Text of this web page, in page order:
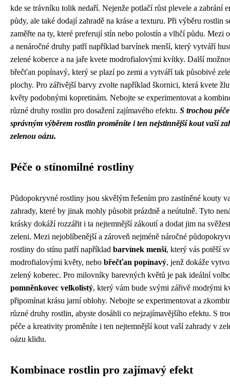
kde se trávníku tolik nedaří. Nejenže potlačí růst plevele a zabrání
půdy, ale také dodají zahradě na kráse a texturu. Při výběru rostlin
zaměřte na ty, které preferují stín nebo polostín a vlhčí půdu. Mezi
a nenáročné druhy patří například barvínek menší, který vytváří
zelené koberce a na jaře kvete modrofialovými kvítky. Další
břečťan popínavý, který se plazí po zemi a vytváří tak působivé
plochy. Pro zářivější barvy zvolte například škornici, která kvete
květy podobnými kopretinám. Nebojte se experimentovat a
různé druhy rostlin pro dosažení zajímavého efektu. S trochou
správným výběrem rostlin proměníte i ten nejstinnější kout vaší
zelenou oázu.
Péče o stínomilné rostliny
Půdopokryvné rostliny jsou skvělým řešením pro zastíněné kouty
zahrady, které by jinak mohly působit prázdně a neútulně. Tyto
krásky dokáží rozzářit i ta nejtemnější zákoutí a dodat jim na
zeleni. Mezi nejoblíbenější a zároveň nejméně náročné
rostliny do stínu patří například barvínek menší, který vás potěší
modrofialovými květy, nebo břečťan popínavý, jenž dokáže
zelený koberec. Pro milovníky barevných květů je pak ideální
pomněnkovec velkolistý, který vám bude svými zářivě modrými
připomínat krásu jarní oblohy. Nebojte se experimentovat a
různé druhy rostlin, abyste dosáhli co nejzajímavějšího efektu. S
péče a kreativity proměníte i ten nejtemnější kout vaší zahrady v
oázu klidu.
Kombinace rostlin pro zajímavý efekt